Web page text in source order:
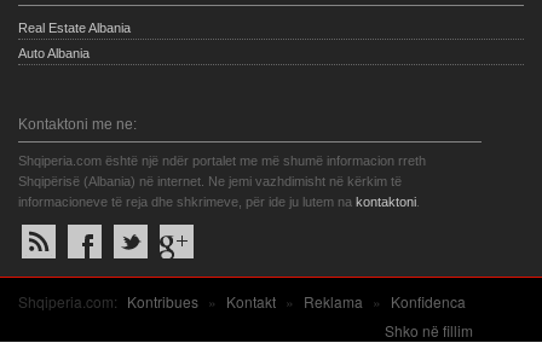
Real Estate Albania
Auto Albania
Kontaktoni me ne:
Shqiperia.com është një ndër portalet me më shumë informacion rreth
Shqipërisë (Albania) në internet. Ne jemi vazhdimisht në kërkim të
informacioneve të reja dhe shkrimeve, për ide ju lutem na kontaktoni.
Shqiperia.com: Kontribues » Kontakt » Reklama »
Konfidenca
Shko në fillim